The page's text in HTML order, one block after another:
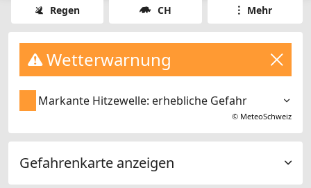
Regen CH Mehr
Wetterwarnung
Markante Hitzewelle: erhebliche Gefahr
© MeteoSchweiz
Gefahrenkarte anzeigen